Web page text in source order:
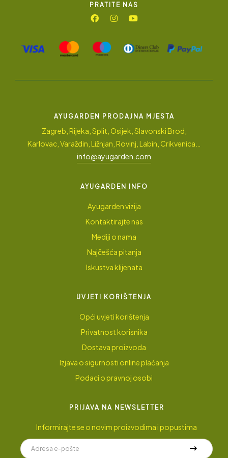
PRATITE NAS
AYUGARDEN PRODAJNA MJESTA
Zagreb, Rijeka, Split, Osijek, Slavonski Brod,
Karlovac, Varaždin, Ližnjan, Rovinj, Labin, Crikvenica…
info@ayugarden.com
AYUGARDEN INFO
Ayugarden vizija
Kontaktirajte nas
Mediji o nama
Najčešća pitanja
Iskustva klijenata
UVJETI KORIŠTENJA
Opći uvjeti korištenja
Privatnost korisnika
Dostava proizvoda
Izjava o sigurnosti online plaćanja
Podaci o pravnoj osobi
PRIJAVA NA NEWSLETTER
Informirajte se o novim proizvodima i popustima